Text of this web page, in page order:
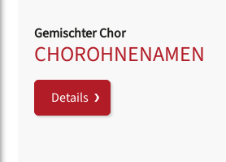
Gemischter Chor
CHOROHNENAMEN
Details